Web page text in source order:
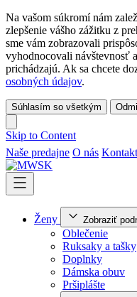
Na vašom súkromí nám
zlepšenie vášho zážitku z
sme vám zobrazovali
vyhodnocovali návštevnosť
prichádzajú. Ak sa chcete
osobných údajov.
Súhlasím so všetkým
Skip to Content
Naše predajne O nás Kontakt
Ženy Zobraziť
Oblečenie
Ruksaky a tašky
Doplnky
Dámska obuv
Pršiplášte